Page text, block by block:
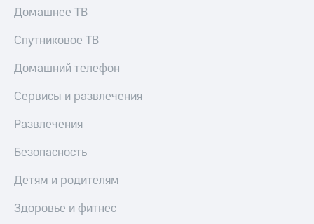
Домашнее ТВ
Спутниковое ТВ
Домашний телефон
Сервисы и развлечения
Развлечения
Безопасность
Детям и родителям
Здоровье и фитнес